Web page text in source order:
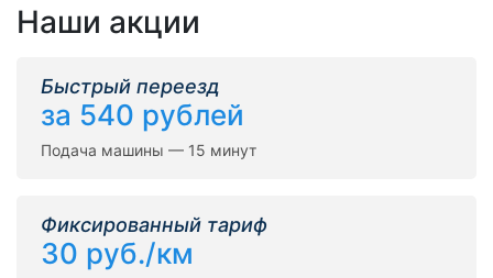
Наши акции
Быстрый переезд
за 540 рублей
Подача машины — 15 минут
Фиксированный тариф
30 руб./км